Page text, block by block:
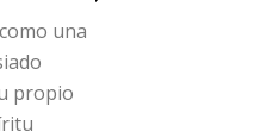
una
propio